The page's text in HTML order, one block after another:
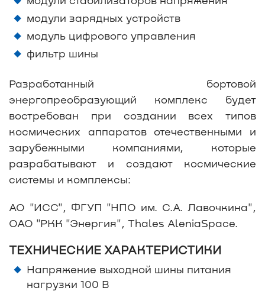
модули зарядных устройств
модуль цифрового управления
фильтр шины
Разработанный бортовой
энергопреобразующий комплекс будет
востребован при создании всех типов
космических аппаратов отечественными и
зарубежными компаниями, которые
разрабатывают и создают космические
системы и комплексы:
АО "ИСС", ФГУП "НПО им. С.А. Лавочкина",
ОАО "РКК "Энергия", Thales AleniaSpace.
ТЕХНИЧЕСКИЕ ХАРАКТЕРИСТИКИ
Напряжение выходной шины питания
нагрузки 100 В